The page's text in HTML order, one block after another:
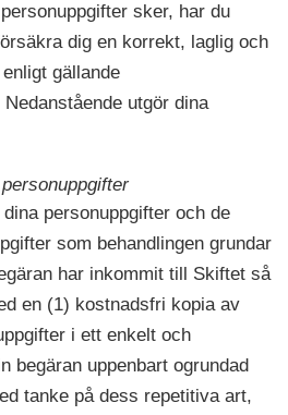
sker, har du
dig en korrekt, laglig och
gällande
utgör dina
personuppgifter och de
som behandlingen grundar
har inkommit till Skiftet så
en (1) kostnadsfri kopia av
i ett enkelt och
begäran uppenbart ogrundad
tanke på dess repetitiva art,